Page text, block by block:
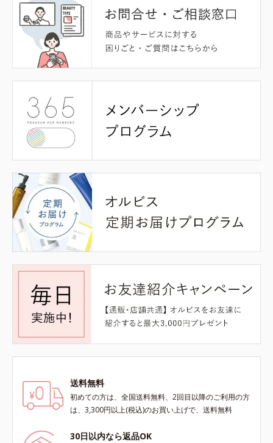
送料無料
初めての方は、全国送料無料、2回目以降のご利用の方
は、3,300円以上(税込)のお買い上げで、送料無料
30日以内なら返品OK